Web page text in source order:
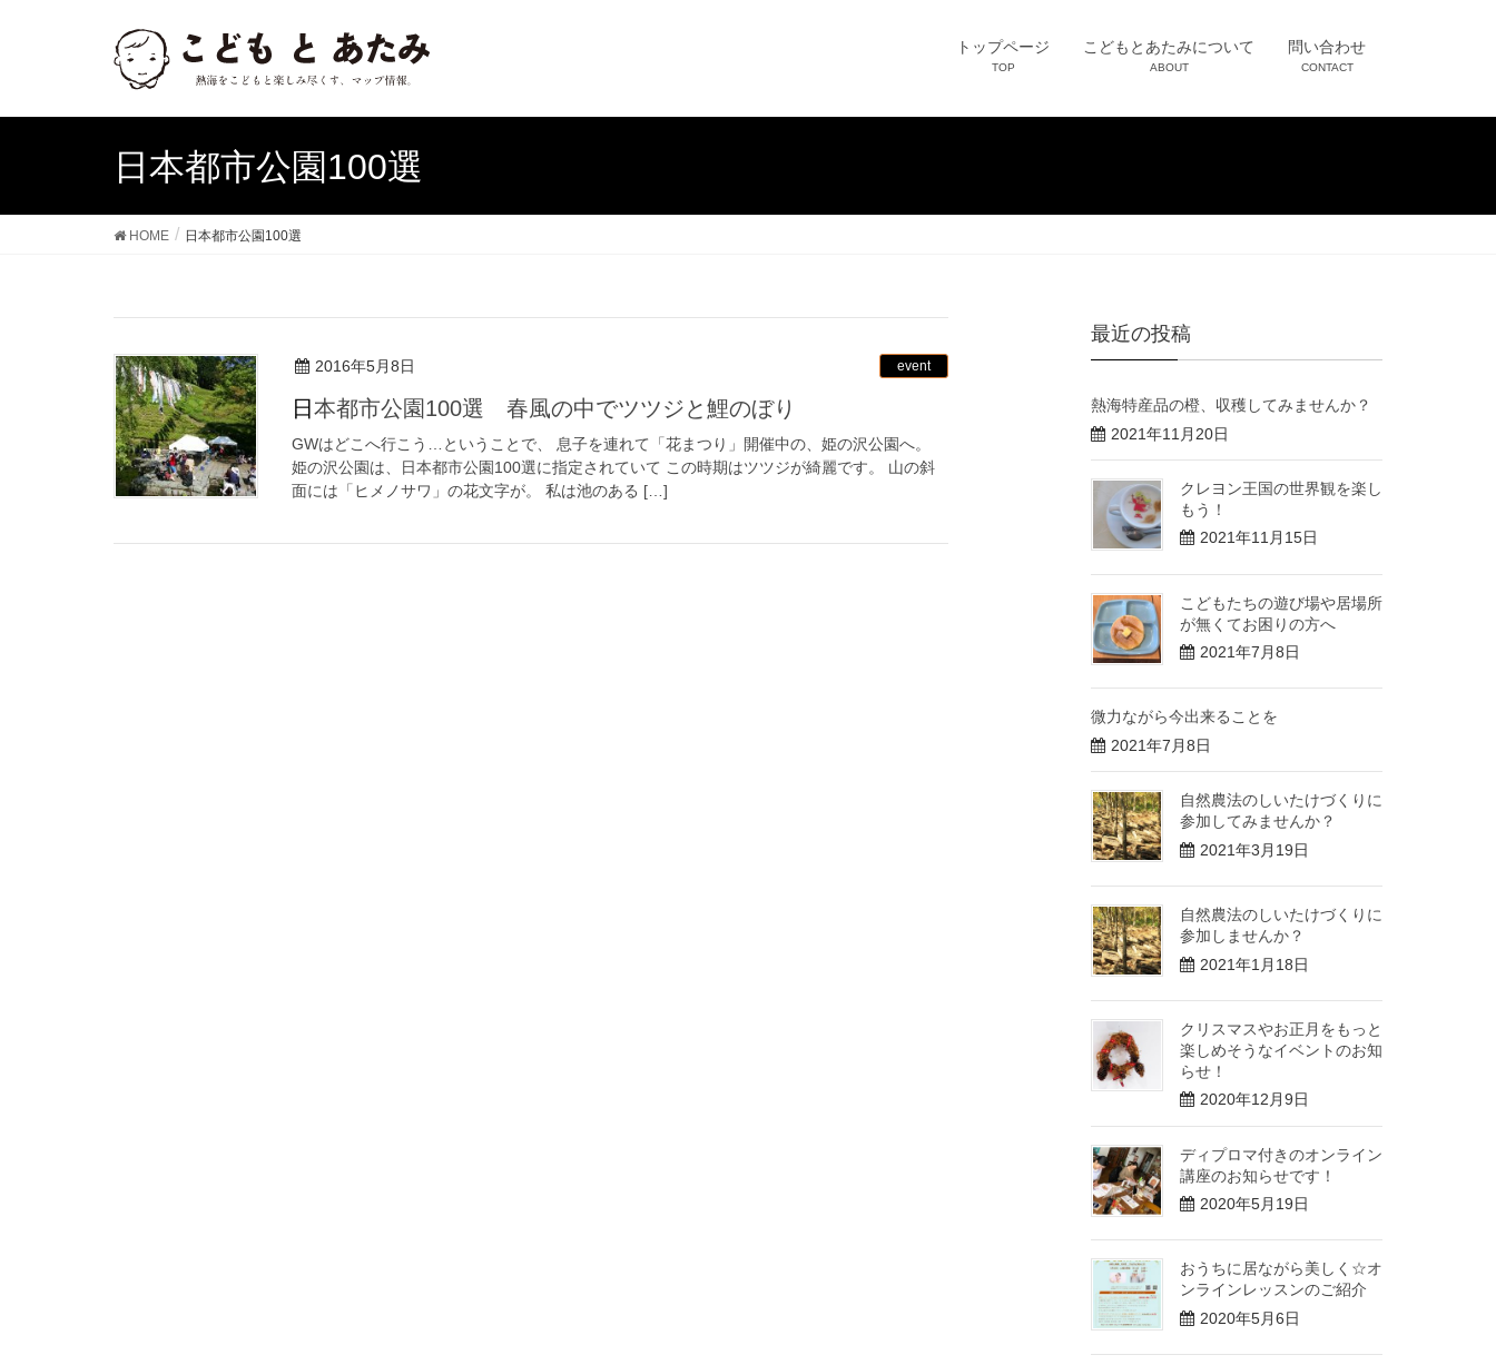
トップページ
TOP
こどもとあたみについて
ABOUT
問い合わせ
CONTACT
日本都市公園100選
HOME 日本都市公園100選
2016年5月8日 event
日本都市公園100選 春風の中でツツジと鯉のぼり
GWはどこへ行こう…ということで、 息子を連れて「花まつり」開催中の、姫の沢公園へ。
姫の沢公園は、日本都市公園100選に指定されていて この時期はツツジが綺麗です。 山の斜
面には「ヒメノサワ」の花文字が。 私は池のある […]
最近の投稿
熱海特産品の橙、収穫してみませんか？
2021年11月20日
クレヨン王国の世界観を楽し
もう！
2021年11月15日
こどもたちの遊び場や居場所
が無くてお困りの方へ
2021年7月8日
微力ながら今出来ることを
2021年7月8日
自然農法のしいたけづくりに
参加してみませんか？
2021年3月19日
自然農法のしいたけづくりに
参加しませんか？
2021年1月18日
クリスマスやお正月をもっと
楽しめそうなイベントのお知
らせ！
2020年12月9日
ディプロマ付きのオンライン
講座のお知らせです！
2020年5月19日
おうちに居ながら美しく☆オ
ンラインレッスンのご紹介
2020年5月6日